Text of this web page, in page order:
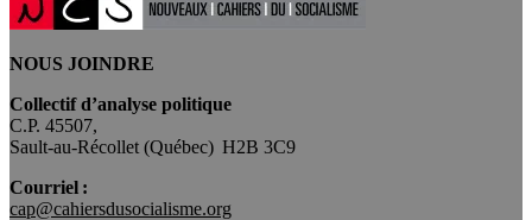
NOUS JOINDRE
Collectif d’analyse politique
C.P. 45507,
Sault-au-Récollet (Québec) H2B 3C9
Courriel :
cap@cahiersdusocialisme.org